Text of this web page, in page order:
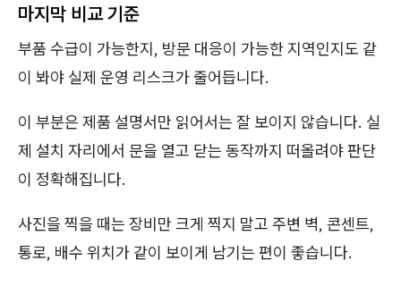
마지막 비교 기준
부품 수급이 가능한지, 방문 대응이 가능한 지역인지도 같
이 봐야 실제 운영 리스크가 줄어듭니다.
이 부분은 제품 설명서만 읽어서는 잘 보이지 않습니다. 실
제 설치 자리에서 문을 열고 닫는 동작까지 떠올려야 판단
이 정확해집니다.
사진을 찍을 때는 장비만 크게 찍지 말고 주변 벽, 콘센트,
통로, 배수 위치가 같이 보이게 남기는 편이 좋습니다.